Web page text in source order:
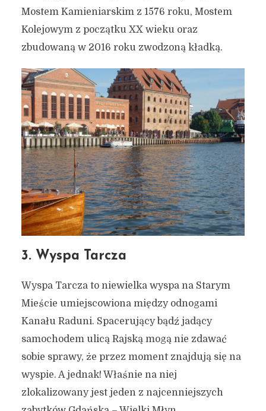
Mostem Kamieniarskim z 1576 roku, Mostem
Kolejowym z początku XX wieku oraz
zbudowaną w 2016 roku zwodzoną kładką.
3. Wyspa Tarcza
Wyspa Tarcza to niewielka wyspa na Starym
Mieście umiejscowiona między odnogami
Kanału Raduni. Spacerujący bądź jadący
samochodem ulicą Rajską mogą nie zdawać
sobie sprawy, że przez moment znajdują się na
wyspie. A jednak! Właśnie na niej
zlokalizowany jest jeden z najcenniejszych